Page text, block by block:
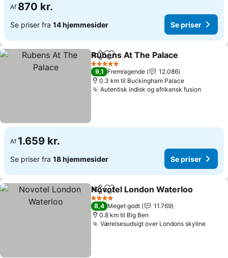
Af 870 kr.
Se priser fra 14 hjemmesider Se priser
Del Føj til favoritter
Rubens At The Palace
5 Stjerner
9,1 Fremragende
12.086
0.3 km til Buckingham Palace
Autentisk indisk og afrikansk fusion
Af 1.659 kr.
Se priser fra 18 hjemmesider Se priser
Del Føj til favoritter
Novotel London Waterloo
4 Stjerner
8,4 Meget godt
11.769
0.8 km til Big Ben
Værelsesudsigt over Londons skylineSe